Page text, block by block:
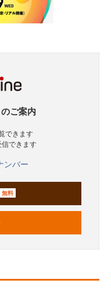
のご案内
できます
信できます
ンバー
無料